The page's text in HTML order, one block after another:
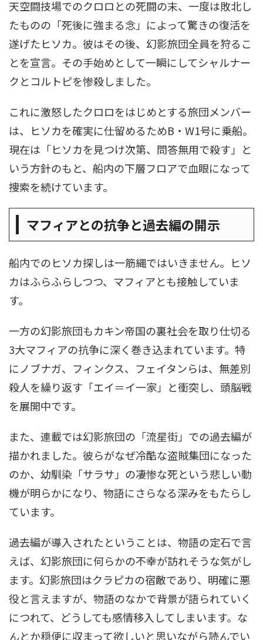
天空闘技場でのクロロとの死闘の末、一度は敗北し
たものの「死後に強まる念」によって驚きの復活を
遂げたヒソカ。彼はその後、幻影旅団全員を狩るこ
とを宣言。その手始めとして一瞬にしてシャルナー
クとコルトピを惨殺しました。
これに激怒したクロロをはじめとする旅団メンバー
は、ヒソカを確実に仕留めるためB・W1号に乗船。
現在は「ヒソカを見つけ次第、問答無用で殺す」と
いう方針のもと、船内の下層フロアで血眼になって
捜索を続けています。
マフィアとの抗争と過去編の開示
船内でのヒソカ探しは一筋縄ではいきません。ヒソ
カはふらふらしつつ、マフィアとも接触していま
す。
一方の幻影旅団もカキン帝国の裏社会を取り仕切る
3大マフィアの抗争に深く巻き込まれています。特
にノブナガ、フィンクス、フェイタンらは、無差別
殺人を繰り返す「エイ＝イ一家」と衝突し、頭脳戦
を展開中です。
また、連載では幻影旅団の「流星街」での過去編が
描かれました。彼らがなぜ冷酷な盗賊集団になった
のか、幼馴染「サラサ」の凄惨な死という悲しい動
機が明らかになり、物語にさらなる深みをもたらし
ています。
過去編が導入されたということは、物語の定石で言
えば、幻影旅団に何らかの不幸が訪れそうな気がし
ます。幻影旅団はクラピカの宿敵であり、明確に悪
役と言えますが、物語のなかで背景が語られていく
につれて、どうしても感情移入してしまいます。な
んとか穏便に収まって欲しいと思いながら読んでい